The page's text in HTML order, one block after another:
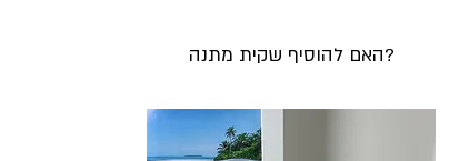
האם להוסיף שקית מתנה?